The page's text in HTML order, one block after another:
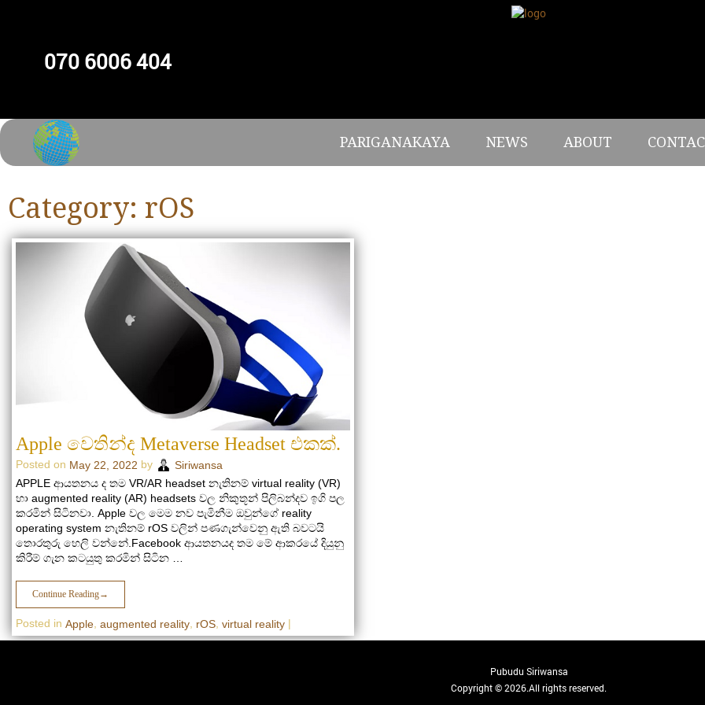
070 6006 404
PARIGANAKAYA NEWS ABOUT
Category: rOS
Apple වෙතින්ද Metaverse Headset එකක්.
Posted on May 22, 2022 by
Siriwansa
APPLE ආයතනය ද තම VR/AR headset නැතිනම් virtual reality (VR)
හා augmented reality (AR) headsets වල නිකුතූන් පිලිබන්දව ඉගි පල
කරමින් සිටිනවා. Apple වල මෙම නව පැමිනීම ඔවුන්ගේ reality
operating system නැතිනම් rOS වලින් පණගැන්වෙනු ඇති බවටයි
තොරතුරු හෙලි වන්නේ.Facebook ආයතනයද තම මේ ආකරයේ දියුනු
කිරීම් ගැන කටයුතු කරමින් සිටින …
Continue Reading→
Posted in Apple, augmented reality, rOS, virtual reality |
Copyright © 2026.All rights reserved.
Pubudu Siriwansa